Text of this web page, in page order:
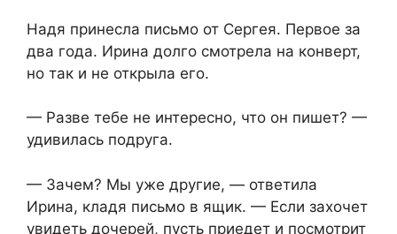
Надя принесла письмо от Сергея. Первое за
два года. Ирина долго смотрела на конверт,
но так и не открыла его.
— Разве тебе не интересно, что он пишет? —
удивилась подруга.
— Зачем? Мы уже другие, — ответила
Ирина, кладя письмо в ящик. — Если захочет
увидеть дочерей, пусть приедет и посмотрит